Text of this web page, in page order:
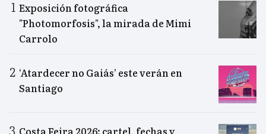
Exposición fotográfica
"Photomorfosis", la mirada de Mimi
Carrolo
‘Atardecer no Gaiás’ este verán en
Santiago